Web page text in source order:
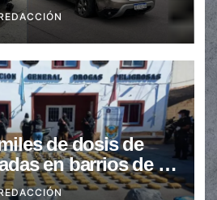
de dosis de
en barrios de la